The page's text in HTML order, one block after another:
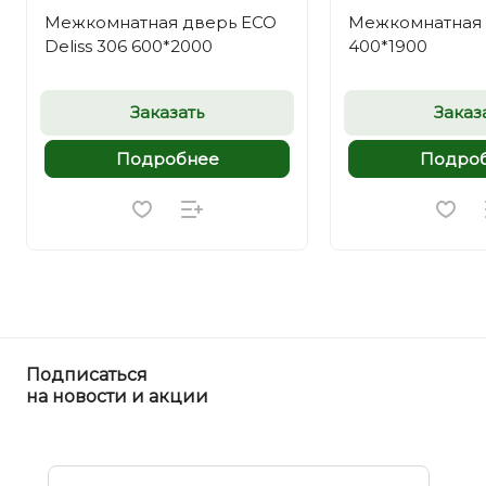
Межкомнатная дверь ECO
Deliss 306 600*2000
Заказать
Подробнее
Межкомнатная
400*1900
Подписаться
на новости и акции